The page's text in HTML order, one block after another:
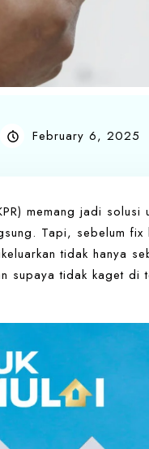
February 6, 2025
memang jadi solusi
Tapi, sebelum fix
tidak hanya
supaya tidak kaget di